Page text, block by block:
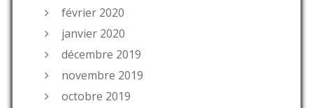
février 2020
janvier 2020
décembre 2019
novembre 2019
octobre 2019